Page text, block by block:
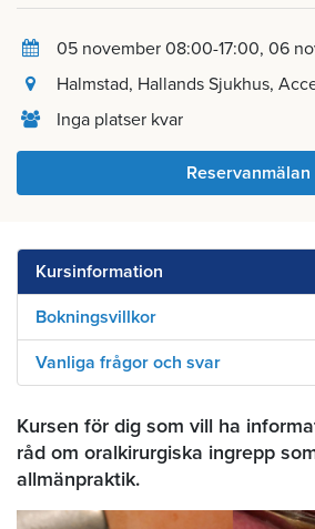
05 november 08:00-17:00 06
Halmstad, Hallands Sjukhus,
Inga platser kvar
Reservanmälan
Kursinformation
Bokningsvillkor
Vanliga frågor och svar
Kursen för dig som vill ha
råd om oralkirurgiska ingrepp
allmänpraktik.